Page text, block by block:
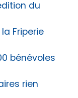
du
Friperie
bénévoles
rien